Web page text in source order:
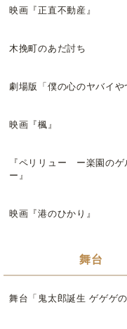
映画『正直不動産』
木挽町のあだ討ち
劇場版「僕の心のヤバイや
映画『楓』
『ペリリュー ー楽園のゲ
ー』
映画『港のひかり』
舞台
舞台「鬼太郎誕生 ゲゲゲの